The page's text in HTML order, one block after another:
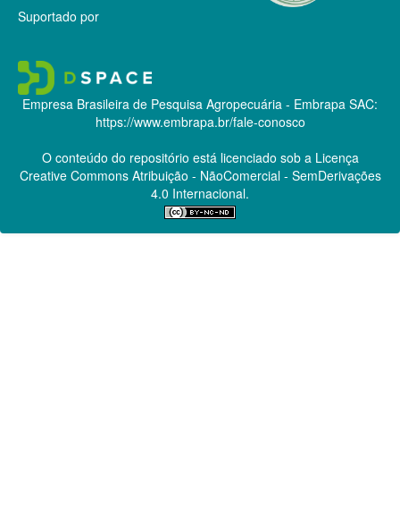
Suportado por
Empresa Brasileira de Pesquisa Agropecuária - Embrapa SAC:
https://www.embrapa.br/fale-conosco
O conteúdo do repositório está licenciado sob a Licença
Creative CommonsAtribuição - NãoComercial - SemDerivações
4.0 Internacional.